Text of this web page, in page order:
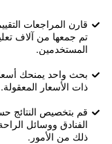
قارن المراجعات
تم جمعها من آلاف
المستخدمين.
بحث واحد يمنحك
ذات الأسعار المعقولة.
قم بتخصيص
الفنادق ووسائل
ذلك من الأمور.